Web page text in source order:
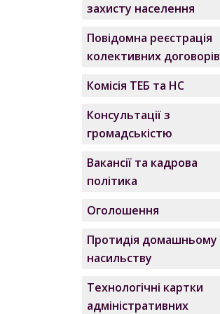
захисту населення
Повідомна реєстрація
колективних договорів
Комісія ТЕБ та НС
Консультації з
громадськістю
Вакансії та кадрова
політика
Оголошення
Протидія домашньому
насильству
Технологічні картки
адміністративних